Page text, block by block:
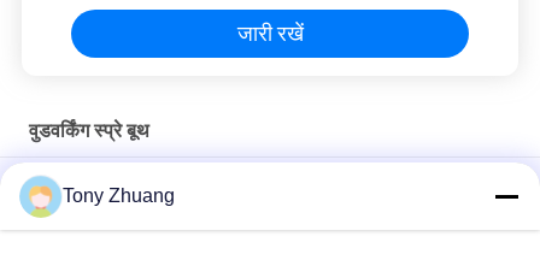
जारी रखें
वुडवर्किंग स्प्रे बूथ
800 मिमी वुडवर्किंग स्प्रे बूथ 30 - 200 एम 3 वैक्यूम लकड़ी भट्ठा
18000m3 / H 16m / S वाशेबल पेंटिंग वुडवर्किंग स्प्रे बूथ
Tony Zhuang